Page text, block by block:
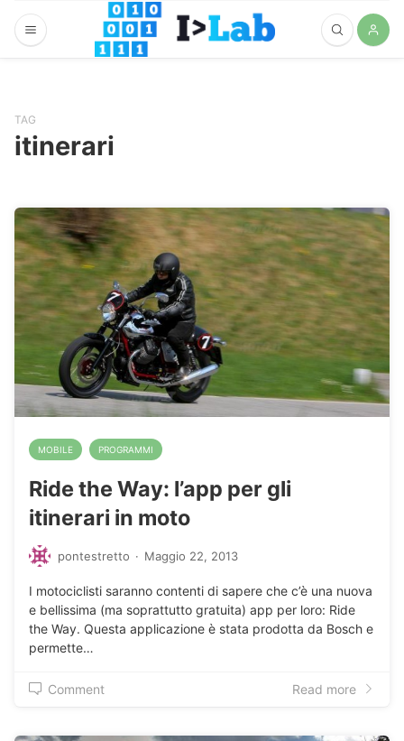
TAG
itinerari
MOBILE PROGRAMMI
Ride the Way: l’app per gli
itinerari in moto
pontestretto · Maggio 22, 2013
I motociclisti saranno contenti di sapere che c’è una nuova
e bellissima (ma soprattutto gratuita) app per loro: Ride
the Way. Questa applicazione è stata prodotta da Bosch e
permette…
Comment Read more